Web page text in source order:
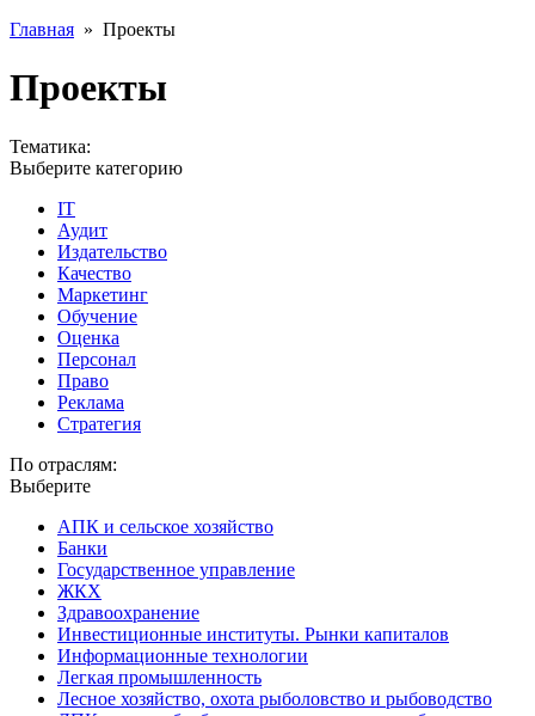
Главная » Проекты
Проекты
Тематика:
Выберите категорию
IT
Аудит
Издательство
Качество
Маркетинг
Обучение
Оценка
Персонал
Право
Реклама
Стратегия
По отраслям:
Выберите
АПК и сельское хозяйство
Банки
Государственное управление
ЖКХ
Здравоохранение
Инвестиционные институты. Рынки капиталов
Информационные технологии
Легкая промышленность
Лесное хозяйство, охота рыболовство и рыбоводство